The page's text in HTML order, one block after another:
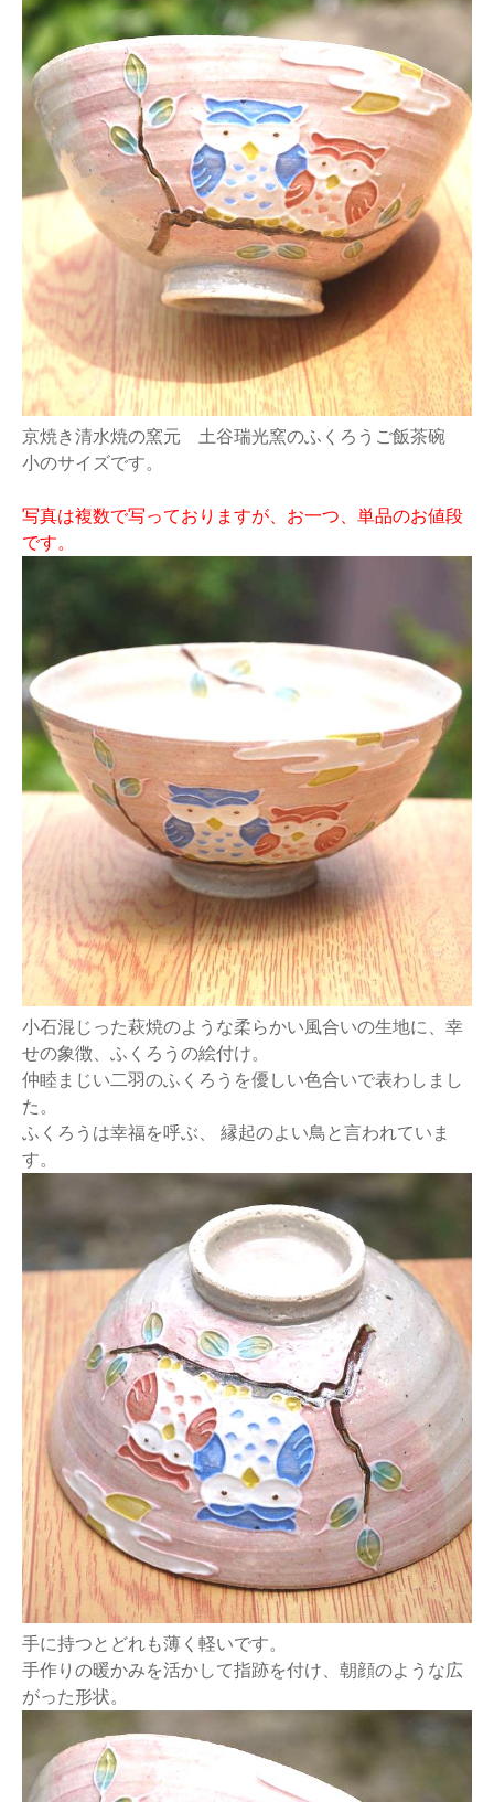
京焼き清水焼の窯元 土谷瑞光窯のふくろうご飯茶碗
小のサイズです。
写真は複数で写っておりますが、お一つ、単品のお値段
です。
小石混じった萩焼のような柔らかい風合いの生地に、幸
せの象徴、ふくろうの絵付け。
仲睦まじい二羽のふくろうを優しい色合いで表わしまし
た。
ふくろうは幸福を呼ぶ、 縁起のよい鳥と言われていま
す。
手に持つとどれも薄く軽いです。
手作りの暖かみを活かして指跡を付け、朝顔のような広
がった形状。